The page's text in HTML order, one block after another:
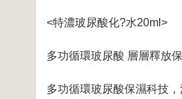
<特濃玻尿酸化?水20ml>
多功循環玻尿酸 層層釋放
多功循環玻尿酸保濕科技